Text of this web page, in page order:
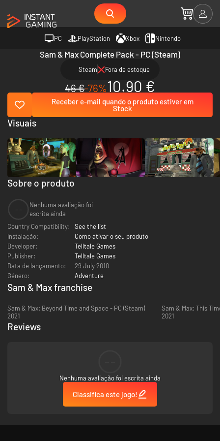
PC PlayStation Xbox Nintendo
Sam & Max Complete Pack - PC (Steam)
Steam Fora de estoque
46 €-76%10.90 €
Receber e-mail quando o produto estiver em
Stock
Sobre o produto
Nenhuma avaliação foi
escrita ainda
Country Compatibility:
See the list
Instalação:
Como ativar o seu produto
Developer:
Telltale Games
Publisher:
Telltale Games
Data de lançamento:
29 July 2010
Género:
Adventure
Visuais
Sam & Max franchise
Sam & Max: Beyond Time and Space - PC (Steam)
2021
Sam & Max: This
2021
Reviews
Nenhuma avaliação foi escrita ainda
Classifica este jogo!